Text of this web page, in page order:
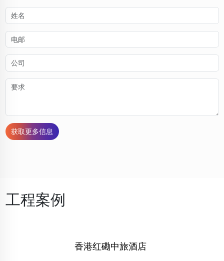
获取更多信息
工程案例
香港红磡中旅酒店